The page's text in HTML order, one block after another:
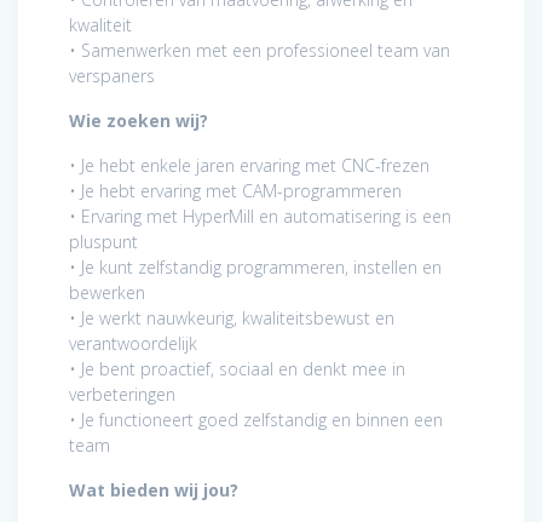
kwaliteit
• Samenwerken met een professioneel team van
verspaners
Wie zoeken wij?
• Je hebt enkele jaren ervaring met CNC-frezen
• Je hebt ervaring met CAM-programmeren
• Ervaring met HyperMill en automatisering is een
pluspunt
• Je kunt zelfstandig programmeren, instellen en
bewerken
• Je werkt nauwkeurig, kwaliteitsbewust en
verantwoordelijk
• Je bent proactief, sociaal en denkt mee in
verbeteringen
• Je functioneert goed zelfstandig en binnen een
team
Wat bieden wij jou?